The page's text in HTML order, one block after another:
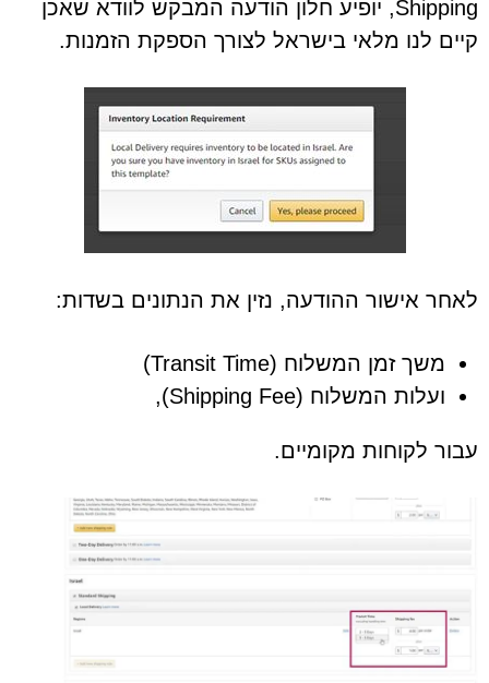
Shipping, יופיע חלון הודעה המבקש לוודא שאכן
קיים לנו מלאי בישראל לצורך הספקת הזמנות.
לאחר אישור ההודעה, נזין את הנתונים בשדות:
משך זמן המשלוח (Transit Time)
ועלות המשלוח (Shipping Fee),
עבור לקוחות מקומיים.